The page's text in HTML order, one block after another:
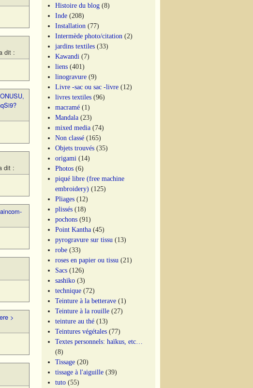
dit :
dit :
>
Histoire du blog (8)
Inde (208)
Installation (77)
Intermède photo/citation (2)
jardins textiles (33)
Kawandi (7)
liens (401)
linogravure (9)
Livre -sac ou sac -livre (12)
livres textiles (96)
macramé (1)
Mandala (23)
mixed media (74)
Non classé (165)
Objets trouvés (35)
origami (14)
Photos (6)
piqué libre (free machine
embroidery) (125)
Pliages (12)
plissés (18)
pochons (91)
Point Kantha (45)
pyrogravure sur tissu (13)
robe (33)
roses en papier ou tissu (21)
Sacs (126)
sashiko (3)
technique (72)
Teinture à la betterave (1)
Teinture à la rouille (27)
teinture au thé (13)
Teintures végétales (77)
Textes personnels: haïkus, etc…
(8)
Tissage (20)
tissage à l'aiguille (39)
tuto (55)